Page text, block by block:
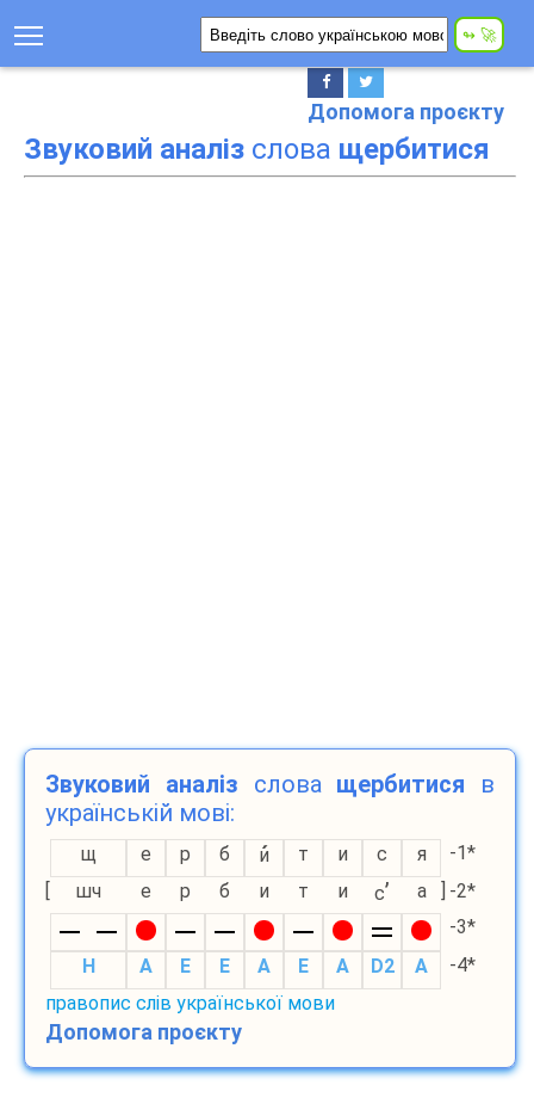
Допомога проєкту
Звуковий аналіз слова щербитися
Звуковий аналіз слова щербитися в
українській мові:
щ е р б и т и с я
-1*
[
шч е р б и т и с’ а ] -2*
-3*
H
A E E A E A D2 A
-4*
правопис слів української мови
Допомога проєкту